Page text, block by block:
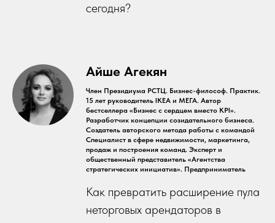
сегодня?
Айше Агекян
Член Президиума РСТЦ. Бизнес-философ. Практик.
15 лет руководитель IKEA и МЕГА. Автор
бестселлера «Бизнес с сердцем вместо KPI».
Разработчик концепции созидательного бизнеса.
Создатель авторского метода работы с командой
Специалист в сфере недвижимости, маркетинга,
продаж и построения команд. Эксперт и
общественный представитель «Агентства
стратегических инициатив». Предприниматель
Как превратить расширение пула
неторговых арендаторов в